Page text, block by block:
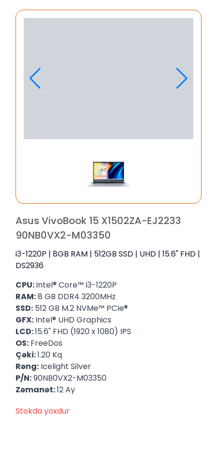
Asus VivoBook 15 X1502ZA-EJ2233
90NB0VX2-M03350
i3-1220P | 8GB RAM | 512GB SSD | UHD | 15.6" FHD |
DS2936
CPU:Intel® Core™ i3-1220P
RAM:8 GB DDR4 3200MHz
SSD: 512 GB M.2 NVMe™ PCIe®
GFX: Intel® UHD Graphics
LCD:15.6" FHD (1920 x 1080) IPS
OS: FreeDos
Çəki:1.20 Kq
Rəng: Icelight Silver
P/N:90NB0VX2-M03350
Zəmanət:12 Ay
Stokda yoxdur